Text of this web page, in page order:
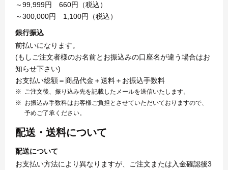
～99,999円 660円（税込）
～300,000円 1,100円（税込）
銀行振込
前払いになります。
(もしご注文者様のお名前とお振込みの口座名が違う場合はお
知らせ下さい)
お支払い総額＝商品代金＋送料＋お振込手数料
ご注文後、振り込み先を記載したメールを送信いたします。
お振込み手数料はお客様ご負担とさせていただいておりますので、
予めご了承ください。
配送・送料について
配送について
お支払い方法により異なりますが、ご注文または入金確認後3